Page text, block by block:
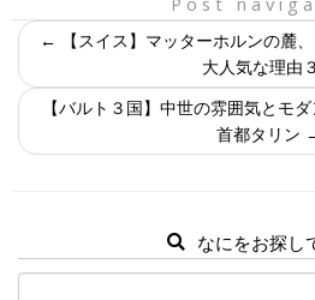
←
【スイス】マッターホルンの麓
大人気な理由
【バルト３国】中世の雰囲気とモ
首都タリン
なにをお探し